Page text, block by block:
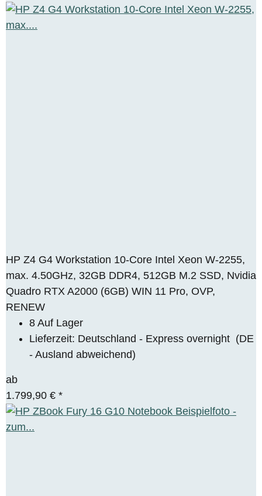
HP Z4 G4 Workstation 10-Core Intel Xeon W-2255,
max. 4.50GHz, 32GB DDR4, 512GB M.2 SSD, Nvidia
Quadro RTX A2000 (6GB) WIN 11 Pro, OVP,
RENEW
8 Auf Lager
Lieferzeit: Deutschland - Express overnight (DE
- Ausland abweichend)
ab
1.799,90 € *